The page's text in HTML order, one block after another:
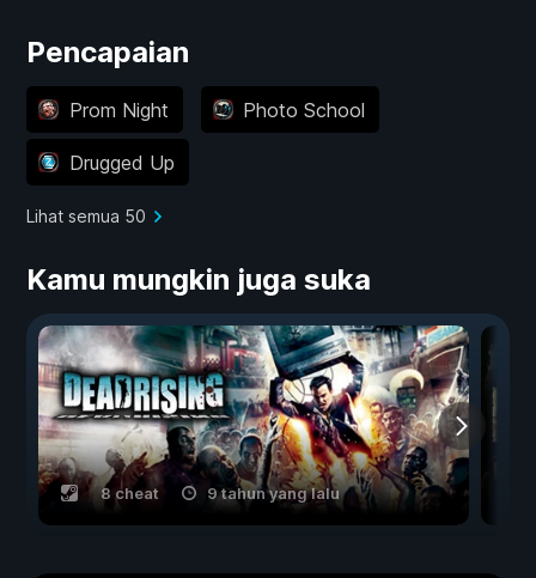
Pencapaian
Prom Night Photo School
Drugged Up
Lihat semua 50
Kamu mungkin juga suka
8 cheat 9 tahun yang lalu